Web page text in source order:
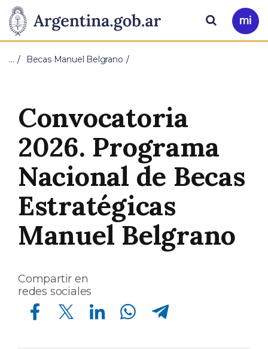
Presidencia
de
Nación
Pasar al contenido principal
Ir
a
Buscar
… Becas Manuel Belgrano
Convocatoria
2026. Programa
Nacional de Becas
Estratégicas
Manuel Belgrano
Compartir en
redes sociales
Compartir en Facebook Compartir en Twitter Compartir en Linkedin Compartir en Whatsapp Compartir en Telegram